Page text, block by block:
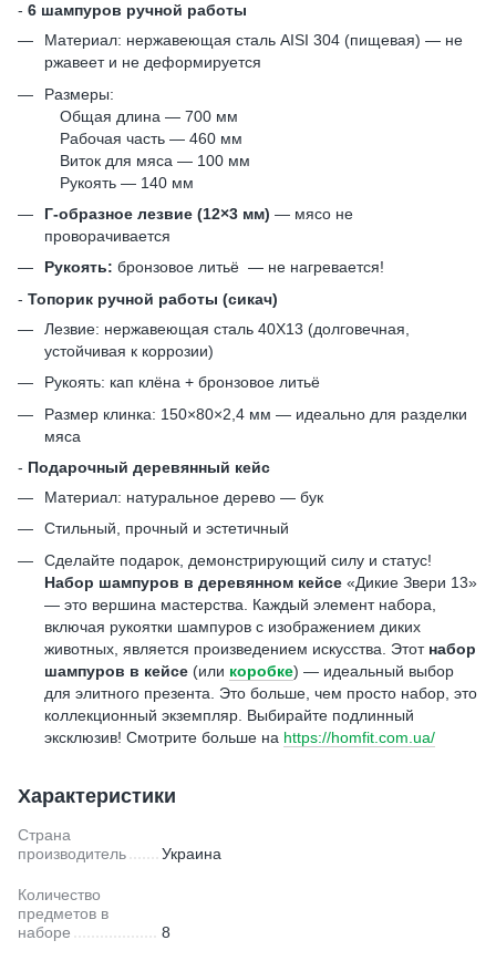
- 6 шампуров ручной работы
Материал: нержавеющая сталь AISI 304 (пищевая) — не
ржавеет и не деформируется
Размеры:
Общая длина — 700 мм
Рабочая часть — 460 мм
Виток для мяса — 100 мм
Рукоять — 140 мм
Г-образное лезвие (12×3 мм) — мясо не
проворачивается
Рукоять: бронзовое литьё — не нагревается!
- Топорик ручной работы (сикач)
Лезвие: нержавеющая сталь 40Х13 (долговечная,
устойчивая к коррозии)
Рукоять: кап клёна + бронзовое литьё
Размер клинка: 150×80×2,4 мм — идеально для разделки
мяса
- Подарочный деревянный кейс
Материал: натуральное дерево — бук
Стильный, прочный и эстетичный
Сделайте подарок, демонстрирующий силу и статус!
Набор шампуров в деревянном кейсе «Дикие Звери 13»
— это вершина мастерства. Каждый элемент набора,
включая рукоятки шампуров с изображением диких
животных, является произведением искусства. Этот набор
шампуров в кейсе (или коробке) — идеальный выбор
для элитного презента. Это больше, чем просто набор, это
коллекционный экземпляр. Выбирайте подлинный
эксклюзив! Смотрите больше на https://homfit.com.ua/
Характеристики
Страна
производитель
Украина
Количество
предметов в
наборе
8